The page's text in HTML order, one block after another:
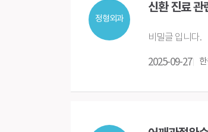
정형외과
신환 진료 관
비밀글 입니다.
2025-09-27